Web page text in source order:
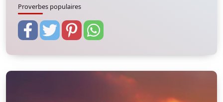
Proverbes populaires